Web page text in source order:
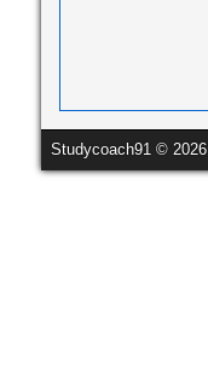
Studycoach91 © 2026